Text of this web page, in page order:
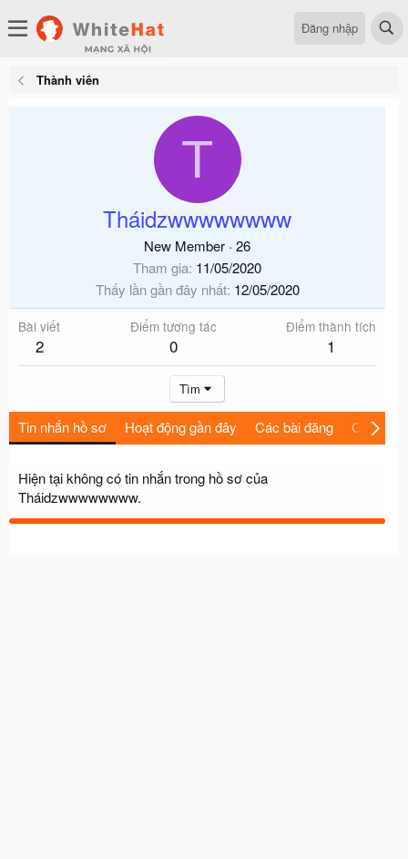
Đăng nhập
Thành viên
T
Tháidzwwwwwwww
New Member · 26
Tham gia 11/05/2020
Thấy lần gần đây nhất 12/05/2020
Bài viết
2
Điểm tương tác
0
Điểm thành tích
1
Tìm
Tin nhắn hồ sơ Hoạt động gần đây Các bài đăng Giới thiệu
Hiện tại không có tin nhắn trong hồ sơ của
Tháidzwwwwwwww.